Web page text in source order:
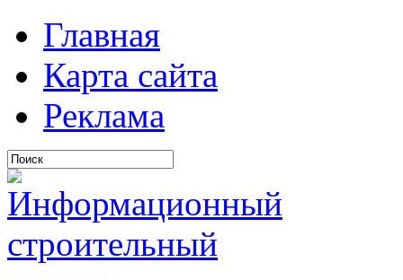
Главная
Карта сайта
Реклама